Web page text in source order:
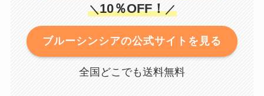
＼10％OFF！／
ブルーシンシアの公式サイトを見る
全国どこでも送料無料